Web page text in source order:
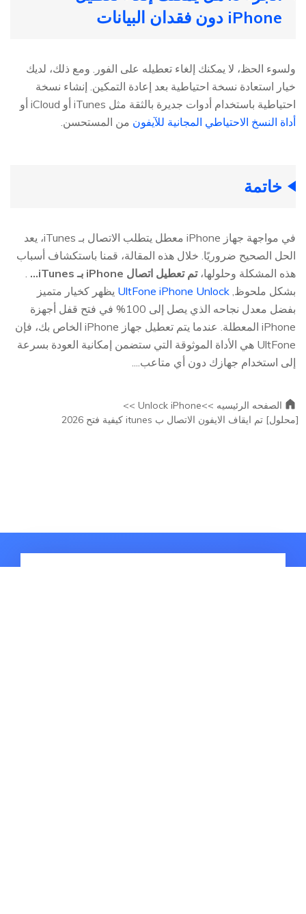
iPhone دون فقدان البيانات
ولسوء الحظ، لا يمكنك إلغاء تعطيله على الفور. ومع ذلك، لديك
خيار استعادة نسخة احتياطية بعد إعادة التمكين. إنشاء نسخة
احتياطية باستخدام أدوات جديرة بالثقة مثل iTunes أو iCloud أو
أداة النسخ الاحتياطي المجانية للآيفون من المستحسن.
خاتمة
في مواجهة جهاز iPhone معطل يتطلب الاتصال بـ iTunes، يعد
الحل الصحيح ضروريًا. خلال هذه المقالة، قمنا باستكشاف أسباب
هذه المشكلة وحلولها،تم تعطيل اتصال iPhone بـ iTunes...
بشكل ملحوظ, UltFone iPhone Unlock يظهر كخيار متميز
بفضل معدل نجاحه الذي يصل إلى 100% في فتح قفل أجهزة
iPhone المعطلة. عندما يتم تعطيل جهاز iPhone الخاص بك، فإن
UltFone هي الأداة الموثوقة التي ستضمن إمكانية العودة بسرعة
إلى استخدام جهازك دون أي متاعب....
الصفحه الرئيسيه >>Unlock iPhone >>
[محلول] تم ايقاف الايفون الاتصال ب itunes كيفية فتح 2026